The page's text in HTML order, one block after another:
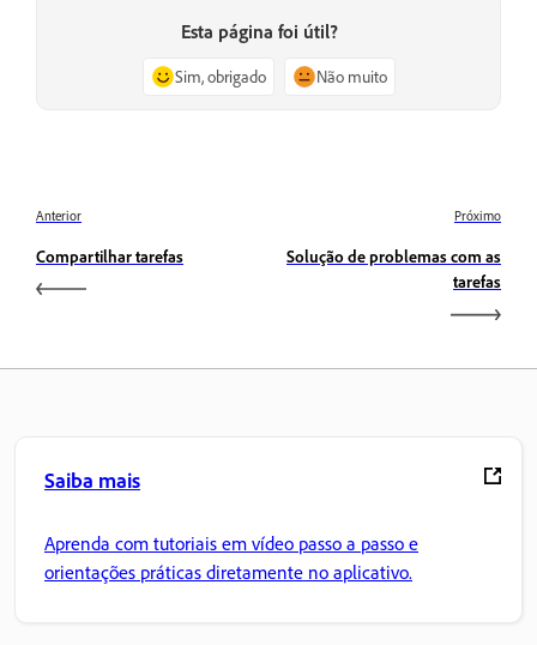
Esta página foi útil?
Sim, obrigado Não muito
Anterior
Compartilhar tarefas
Próximo
Solução de problemas com as
tarefas
Saiba mais
Aprenda com tutoriais em vídeo passo a passo e
orientações práticas diretamente no aplicativo.